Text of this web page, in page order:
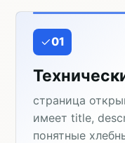
01
страница
имеет title,
понятные